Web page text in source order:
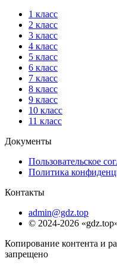
1 класс
2 класс
3 класс
4 класс
5 класс
6 класс
7 класс
8 класс
9 класс
10 класс
11 класс
Документы
Пользовательское
Политика
Контакты
admin@gdz.top
© 2024-2026
Копирование контента и
запрещено